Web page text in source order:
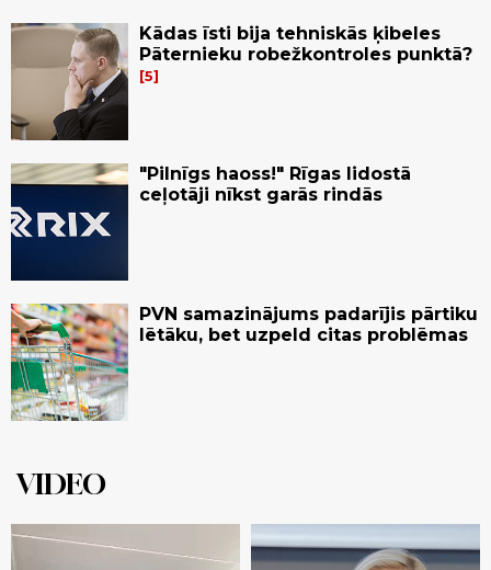
Kādas īsti bija tehniskās ķibeles
Pāternieku robežkontroles punktā?
5
"Pilnīgs haoss!" Rīgas lidostā
ceļotāji nīkst garās rindās
PVN samazinājums padarījis pārtiku
lētāku, bet uzpeld citas problēmas
VIDEO